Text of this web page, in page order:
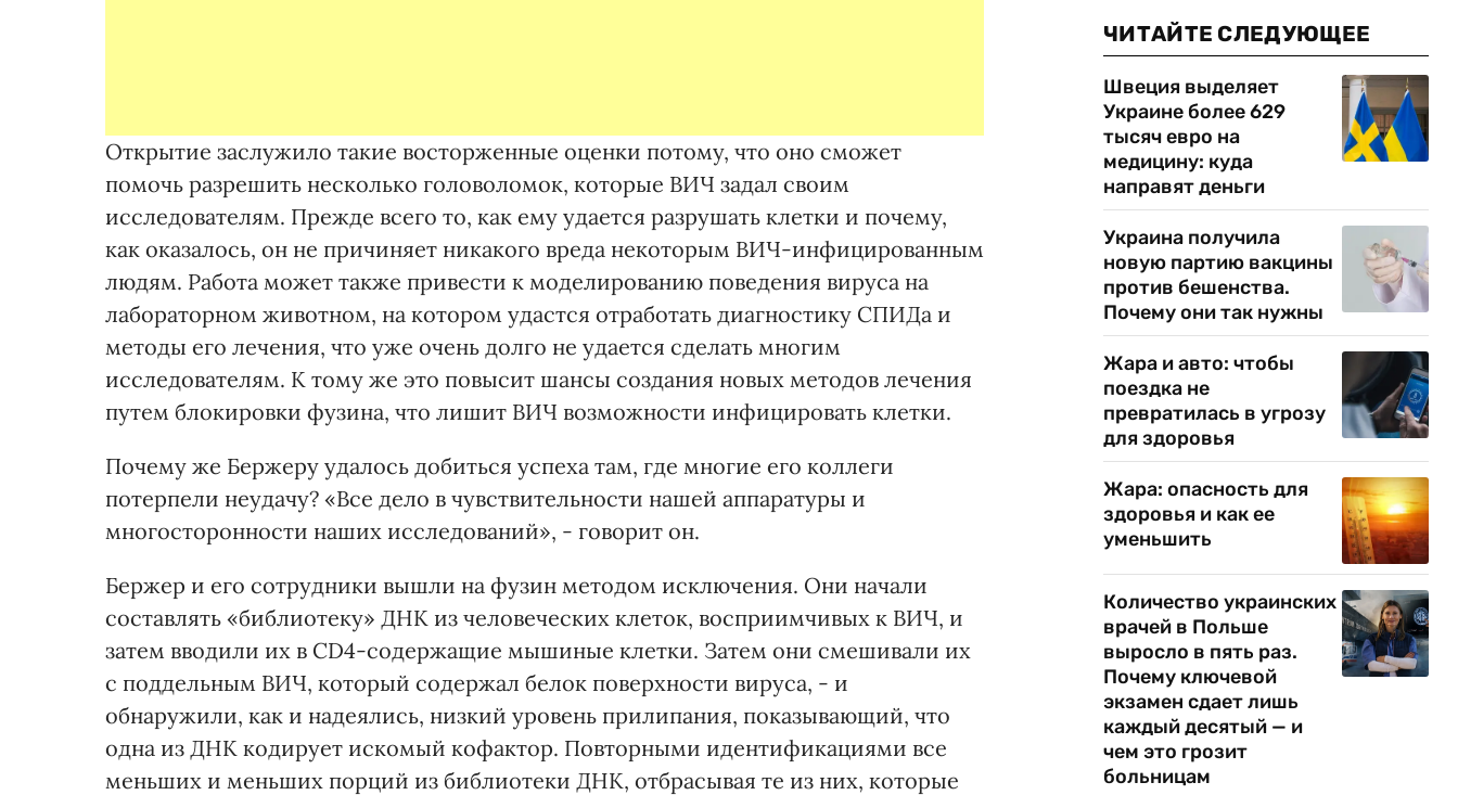
Открытие заслужило такие восторженные оценки потому, что оно сможет
помочь разрешить несколько головоломок, которые ВИЧ задал своим
исследователям. Прежде всего то, как ему удается разрушать клетки и почему,
как оказалось, он не причиняет никакого вреда некоторым ВИЧ-инфицированным
людям. Работа может также привести к моделированию поведения вируса на
лабораторном животном, на котором удастся отработать диагностику СПИДа и
методы его лечения, что уже очень долго не удается сделать многим
исследователям. К тому же это повысит шансы создания новых методов лечения
путем блокировки фузина, что лишит ВИЧ возможности инфицировать клетки.
Почему же Бержеру удалось добиться успеха там, где многие его коллеги
потерпели неудачу? «Все дело в чувствительности нашей аппаратуры и
многосторонности наших исследований», - говорит он.
Бержер и его сотрудники вышли на фузин методом исключения. Они начали
составлять «библиотеку» ДНК из человеческих клеток, восприимчивых к ВИЧ, и
затем вводили их в CD4-содержащие мышиные клетки. Затем они смешивали их
с поддельным ВИЧ, который содержал белок поверхности вируса, - и
обнаружили, как и надеялись, низкий уровень прилипания, показывающий, что
одна из ДНК кодирует искомый кофактор. Повторными идентификациями все
меньших и меньших порций из библиотеки ДНК, отбрасывая те из них, которые
ЧИТАЙТЕ СЛЕДУЮЩЕЕ
Швеция выделяет
Украине более 629
тысяч евро на
медицину: куда
направят деньги
Украина получила
новую партию вакцины
против бешенства.
Почему они так нужны
Жара и авто: чтобы
поездка не
превратилась в угрозу
для здоровья
Жара: опасность для
здоровья и как ее
уменьшить
Количество украинских
врачей в Польше
выросло в пять раз.
Почему ключевой
экзамен сдает лишь
каждый десятый — и
чем это грозит
больницам